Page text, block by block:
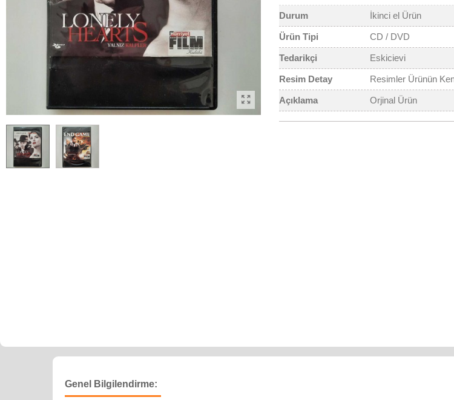
Durum İkinci el Ürün
Ürün Tipi CD / DVD
Tedarikçi Eskicievi
Resim Detay Resimler Ürünün
Açıklama Orjinal Ürün
Genel Bilgilendirme: